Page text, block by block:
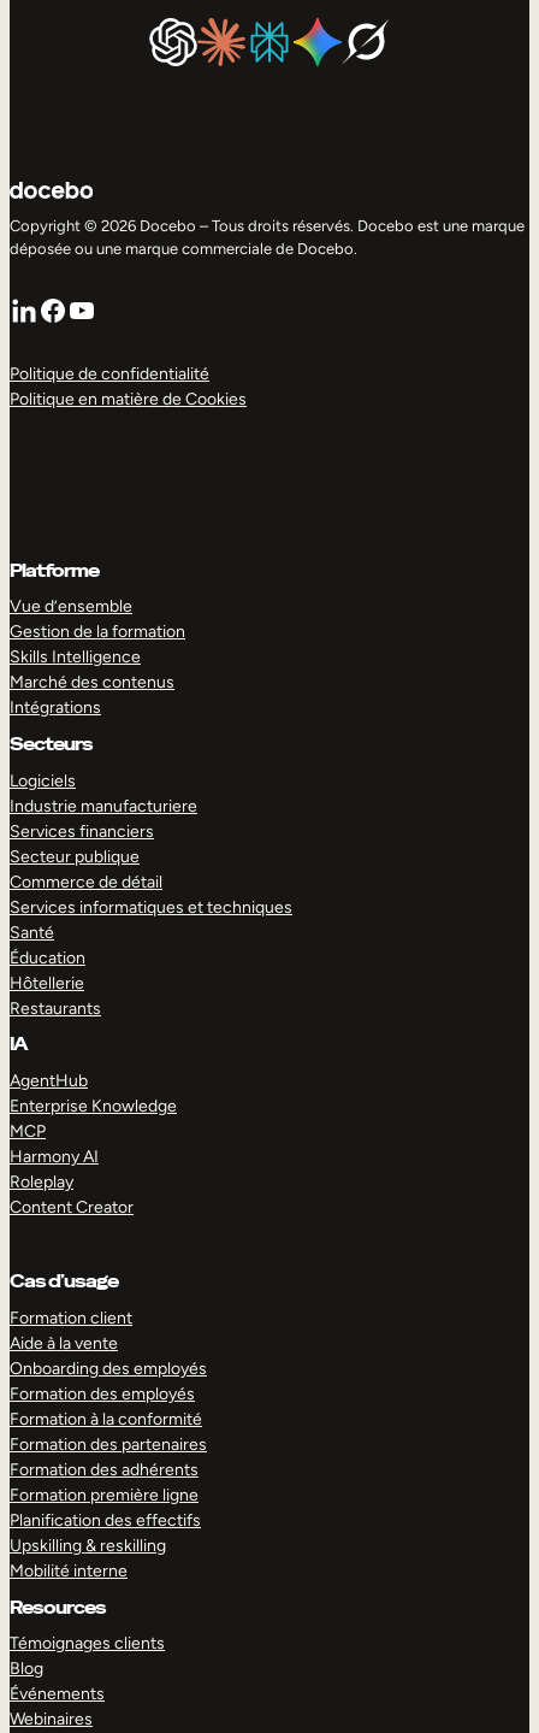
Copyright © 2026 Docebo – Tous droits réservés. Docebo est une marque
déposée ou une marque commerciale de Docebo.
LinkedIn
Facebook
YouTube
Politique de confidentialité
Politique en matière de Cookies
Platforme
Vue d’ensemble
Gestion de la formation
Skills Intelligence
Marché des contenus
Intégrations
Secteurs
Logiciels
Industrie manufacturiere
Services financiers
Secteur publique
Commerce de détail
Services informatiques et techniques
Santé
Éducation
Hôtellerie
Restaurants
IA
AgentHub
Enterprise Knowledge
MCP
Harmony AI
Roleplay
Content Creator
Cas d’usage
Formation client
Aide à la vente
Onboarding des employés
Formation des employés
Formation à la conformité
Formation des partenaires
Formation des adhérents
Formation première ligne
Planification des effectifs
Upskilling & reskilling
Mobilité interne
Resources
Témoignages clients
Blog
Événements
Webinaires